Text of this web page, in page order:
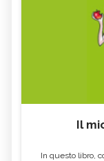
Il
In questo libro,